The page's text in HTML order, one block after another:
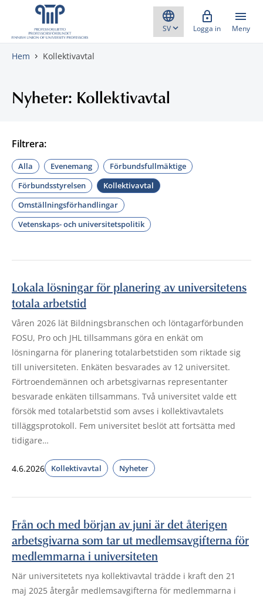
Gå direkt till innehåll
Logga in Meny
Hem Kollektivavtal
Nyheter: Kollektivavtal
Filtrera:
Alla Evenemang
Förbundsfullmäktige
Förbundsstyrelsen
Kollektivavtal
Omställningsförhandlingar
Vetenskaps- och universitetspolitik
Lokala lösningar för planering av universitetens
totala arbetstid
Våren 2026 lät Bildningsbranschen och löntagarförbunden
FOSU, Pro och JHL tillsammans göra en enkät om
lösningarna för planering totalarbetstiden som riktade sig
till universiteten. Enkäten besvarades av 12 universitet.
Förtroendemännen och arbetsgivarnas representanter
besvarade enkäten tillsammans. Två universitet valde ett
försök med totalarbetstid som avses i kollektivavtalets
tilläggsprotokoll. Fem universitet beslöt att fortsätta med
tidigare…
4.6.2026 Kollektivavtal Nyheter
Från och med början av juni är det återigen
arbetsgivarna som tar ut medlemsavgifterna för
medlemmarna i universiteten
När universitetets nya kollektivavtal trädde i kraft den 21
maj 2025 återgår medlemsavgifterna för medlemmarna i